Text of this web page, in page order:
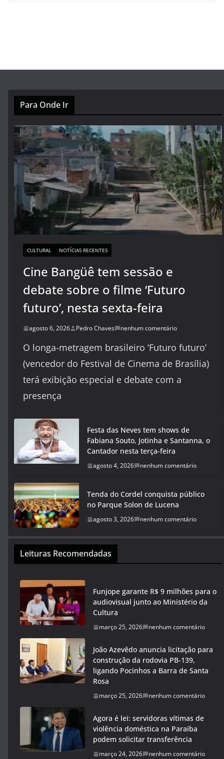
Para Onde Ir
CULTURAL NOTÍCIAS RECENTES
Cine Bangüê tem sessão e
debate sobre o filme ‘Futuro
futuro’, nesta sexta-feira
agosto 6, 2026 Pedro Chaves nenhum comentário
O longa-metragem brasileiro ‘Futuro futuro’
(vencedor do Festival de Cinema de Brasília)
terá exibição especial e debate com a
presença
Festa das Neves tem shows de
Fabiana Souto, Jotinha e Santanna, o
Cantador nesta terça-feira
agosto 4, 2026 nenhum comentário
Tenda do Cordel conquista público
no Parque Solon de Lucena
agosto 3, 2026 nenhum comentário
Leituras Recomendadas
Funjope garante R$ 9 milhões para o
audiovisual junto ao Ministério da
Cultura
março 25, 2026 nenhum comentário
João Azevêdo anuncia licitação para
construção da rodovia PB-139,
ligando Pocinhos a Barra de Santa
Rosa
março 25, 2026 nenhum comentário
Agora é lei: servidoras vítimas de
violência doméstica na Paraíba
podem solicitar transferência
março 24, 2026 nenhum comentário